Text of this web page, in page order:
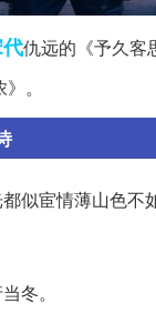
仇远的《予久客
。
似宦情薄山色不
冬。